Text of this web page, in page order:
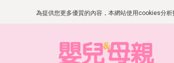
為提供您更多優質的內容，本網站使用cookies分